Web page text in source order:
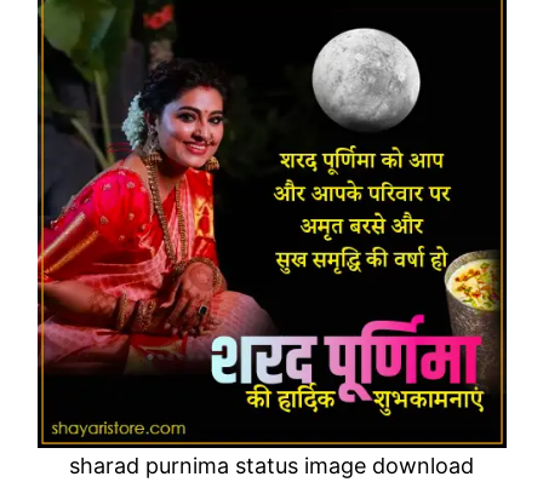
sharad purnima status image download